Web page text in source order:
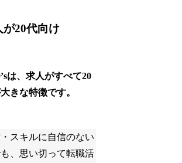
20代向け
は、求人がすべて20
きな特徴です。
スキルに自信のない
、思い切って転職活